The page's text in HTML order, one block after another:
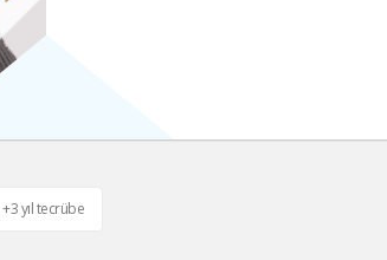
+3 yıl tecrübe